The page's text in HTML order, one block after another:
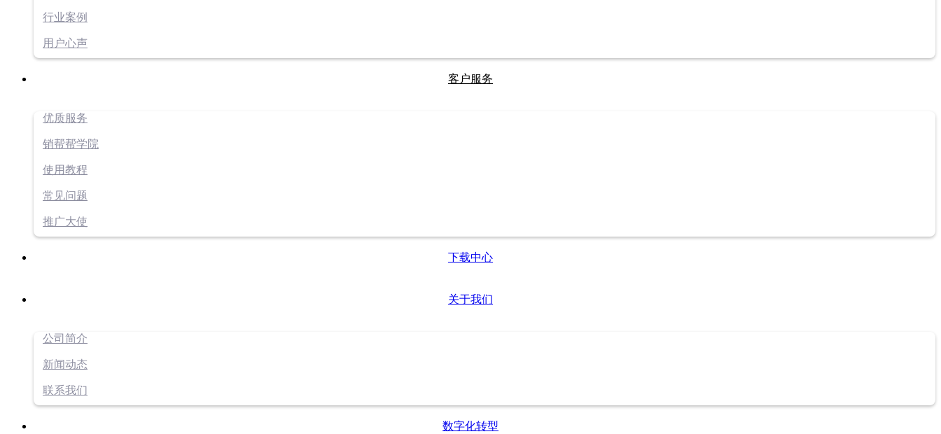
行业案例
用户心声
客户服务
优质服务
销帮帮学院
使用教程
常见问题
推广大使
下载中心
关于我们
公司简介
新闻动态
联系我们
数字化转型